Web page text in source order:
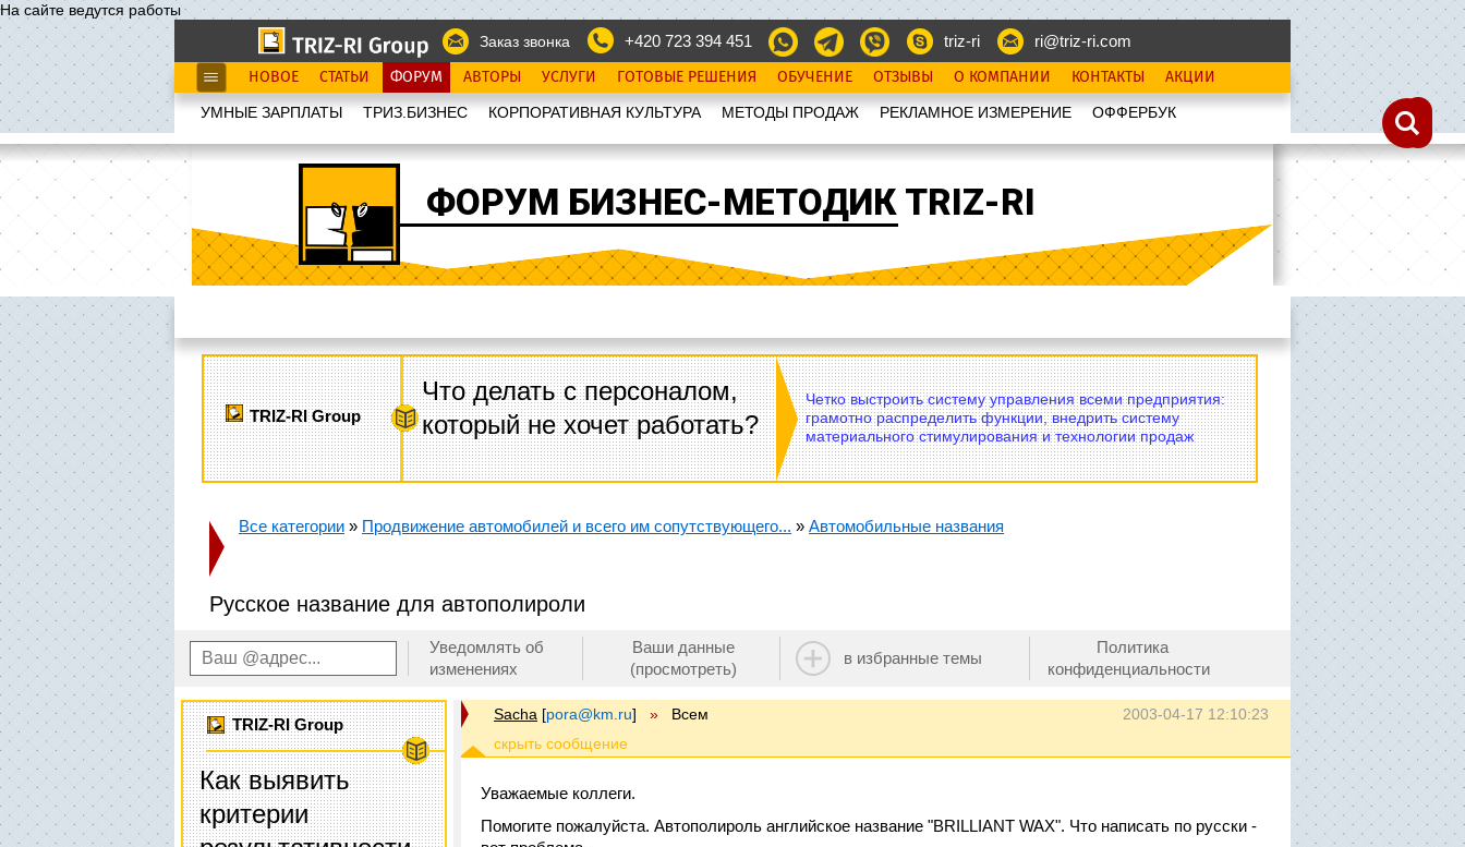
На сайте ведутся работы
Заказ звонка
+420 723 394 451 triz-ri ri@triz-ri.com
НОВОЕ СТАТЬИ ФОРУМ АВТОРЫ УСЛУГИ ГОТОВЫЕ РЕШЕНИЯ ОБУЧЕНИЕ ОТЗЫВЫ О КОМПАНИИ КОНТАКТЫ АКЦИИ
УМНЫЕ ЗАРПЛАТЫ ТРИЗ.БИЗНЕС КОРПОРАТИВНАЯ КУЛЬТУРА МЕТОДЫ ПРОДАЖ РЕКЛАМНОЕ ИЗМЕРЕНИЕ OФФЕРБУК
ФОРУМ БИЗНЕС-МЕТОДИК TRIZ-RI
TRIZ-RI Group
Что делать с персоналом,
который не хочет работать?
Четко выстроить систему управления всеми предприятия:
грамотно распределить функции, внедрить систему
материального стимулирования и технологии продаж
Все категории » Продвижение автомобилей и всего им сопутствующего... » Автомобильные названия
Русское название для автополироли
Уведомлять об
изменениях
Ваши данные
(просмотреть)
в избранные темы
Политика
конфиденциальности
TRIZ-RI Group
Как выявить
критерии
2003-04-17 12:10:23
Sacha [pora@km.ru] » Всем
Уважаемые коллеги.
Помогите пожалуйста. Автополироль английское название "BRILLIANT WAX". Что написать по русски -